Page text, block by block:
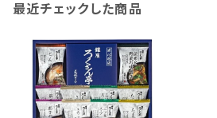
最近チェックした商品